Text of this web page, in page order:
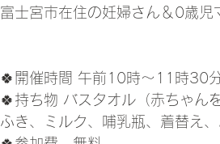
富士宮市在住の妊婦さん＆0歳児
🍀開催時間 午前10時～11時30
🍀持ち物 バスタオル（赤ちゃん
ふき、ミルク、哺乳瓶、着替え